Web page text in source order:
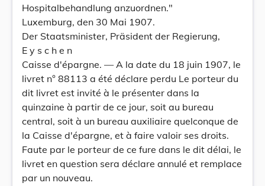
Hospitalbehandlung anzuordnen."
Luxemburg, den 30 Mai 1907.
Der Staatsminister, Präsident der Regierung,
E y s c h e n
Caisse d'épargne. — A la date du 18 juin 1907, le
livret n° 88113 a été déclare perdu Le porteur du
dit livret est invité à le présenter dans la
quinzaine à partir de ce jour, soit au bureau
central, soit à un bureau auxiliaire quelconque de
la Caisse d'épargne, et à faire valoir ses droits.
Faute par le porteur de ce fure dans le dit délai, le
livret en question sera déclare annulé et remplace
par un nouveau.